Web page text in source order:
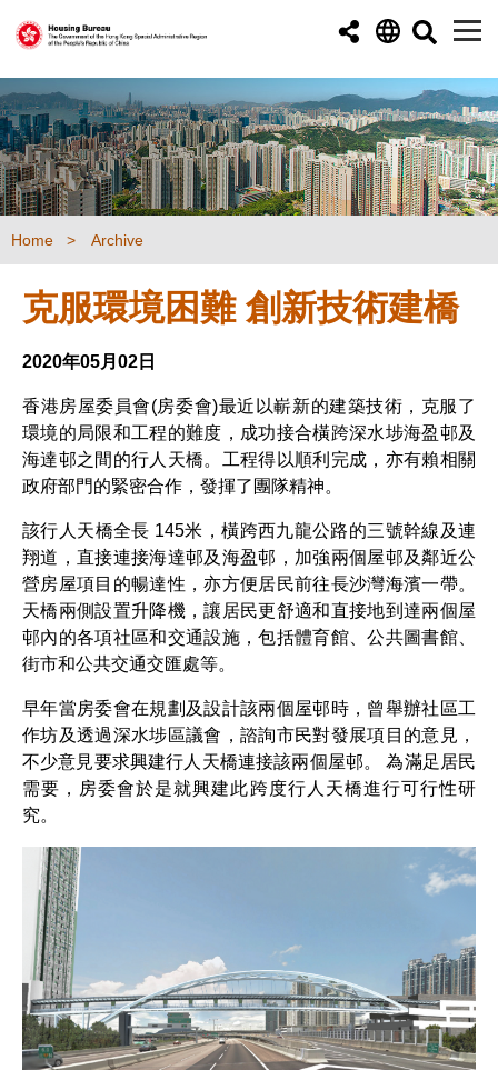
Home Archive
克服環境困難 創新技術建橋
2020年05月02日
香港房屋委員會(房委會)最近以嶄新的建築技術，克服了
環境的局限和工程的難度，成功接合橫跨深水埗海盈邨及
海達邨之間的行人天橋。工程得以順利完成，亦有賴相關
政府部門的緊密合作，發揮了團隊精神。
該行人天橋全長 145米，橫跨西九龍公路的三號幹線及連
翔道，直接連接海達邨及海盈邨，加強兩個屋邨及鄰近公
營房屋項目的暢達性，亦方便居民前往長沙灣海濱一帶。
天橋兩側設置升降機，讓居民更舒適和直接地到達兩個屋
邨內的各項社區和交通設施，包括體育館、公共圖書館、
街市和公共交通交匯處等。
早年當房委會在規劃及設計該兩個屋邨時，曾舉辦社區工
作坊及透過深水埗區議會，諮詢市民對發展項目的意見，
不少意見要求興建行人天橋連接該兩個屋邨。 為滿足居民
需要，房委會於是就興建此跨度行人天橋進行可行性研
究。